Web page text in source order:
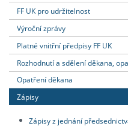
FF UK pro udržitelnost
Výroční zprávy
Platné vnitřní předpisy FF UK
Rozhodnutí a sdělení děkana,
Opatření děkana
Zápisy
Zápisy z jednání